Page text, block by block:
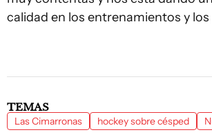
calidad en los entrenamientos y
TEMAS
Las Cimarronas hockey sobre césped